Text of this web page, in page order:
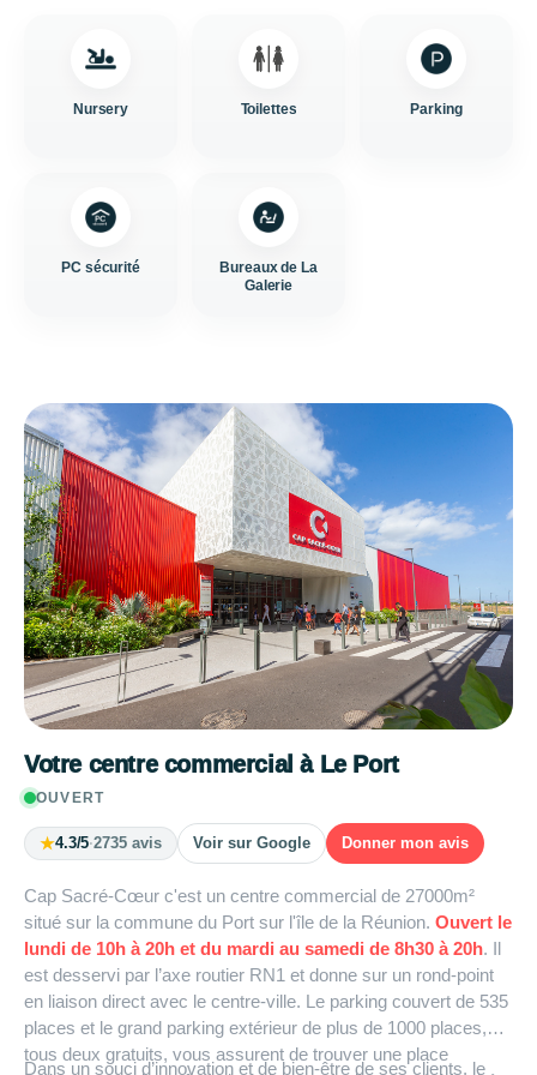
Nursery Toilettes Parking
PC sécurité
Bureaux de La
Galerie
Votre centre commercial à Le Port
OUVERT
★4.3/5·2735 avis Voir sur Google Donner mon avis
Cap Sacré-Cœur c'est un centre commercial de 27000m²
situé sur la commune du Port sur l'île de la Réunion. Ouvert le
lundi de 10h à 20h et du mardi au samedi de 8h30 à 20h. Il
est desservi par l’axe routier RN1 et donne sur un rond-point
en liaison direct avec le centre-ville. Le parking couvert de 535
places et le grand parking extérieur de plus de 1000 places,
tous deux gratuits, vous assurent de trouver une place
Dans un souci d’innovation et de bien-être de ses clients, le